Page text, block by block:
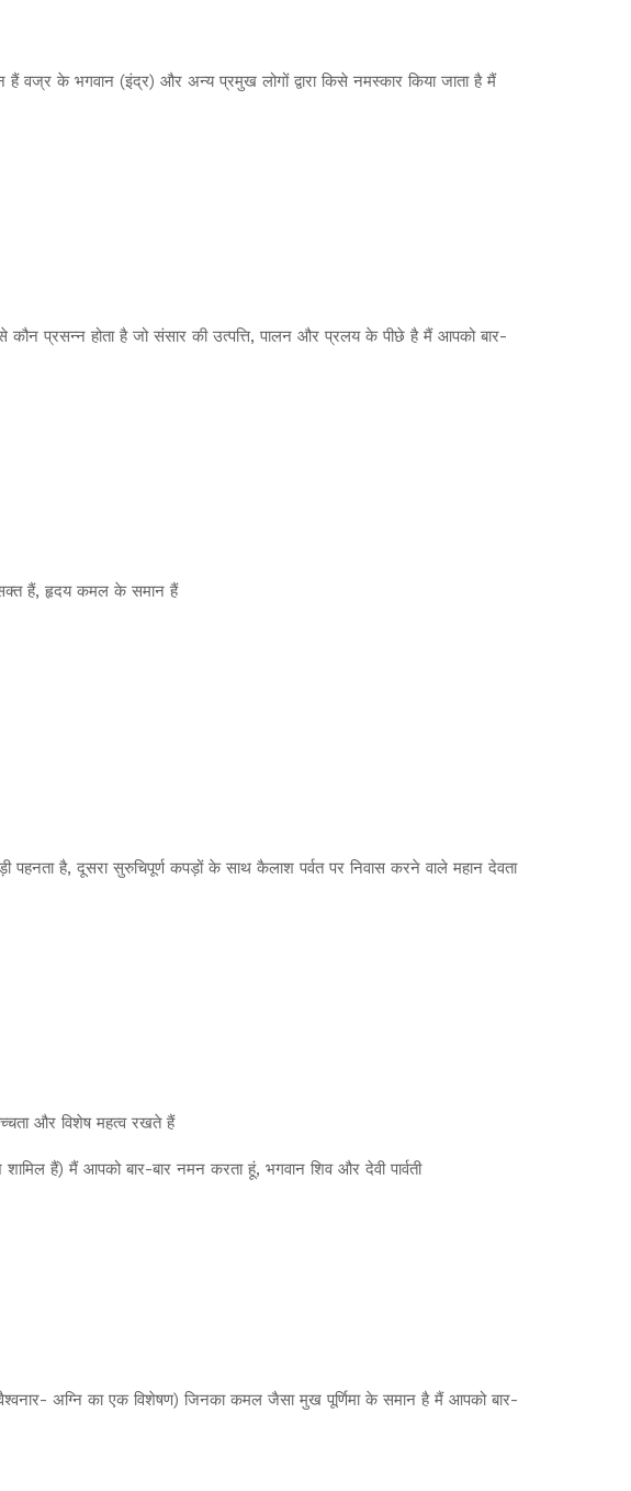
वज्र के भगवान (इंद्र) और अन्य प्रमुख लोगों द्वारा किसे नमस्कार किया जाता है मैं
कौन प्रसन्न होता है जो संसार की उत्पत्ति, पालन और प्रलय के पीछे है मैं आपको बार-
हैं, हृदय कमल के समान हैं
पहनता है, दूसरा सुरुचिपूर्ण कपड़ों के साथ कैलाश पर्वत पर निवास करने वाले महान देवता
और विशेष महत्व रखते हैं
हैं) मैं आपको बार-बार नमन करता हूं, भगवान शिव और देवी पार्वती
अग्नि का एक विशेषण) जिनका कमल जैसा मुख पूर्णिमा के समान है मैं आपको बार-